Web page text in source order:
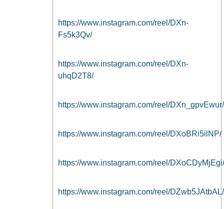
https://www.instagram.com/reel/DXn-
Fs5k3Qv/
https://www.instagram.com/reel/DXn-
uhqD2T8/
https://www.instagram.com/reel/DXn_gpvEwur/
https://www.instagram.com/reel/DXoBRi5ilNP/
https://www.instagram.com/reel/DXoCDyMjEgi/
https://www.instagram.com/reel/DZwb5JAtbAL/